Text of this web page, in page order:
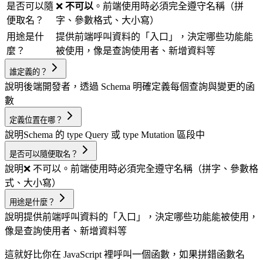
是否可以隨
便取名？
❌ 不可以 。前端使用時必須完全遵守名稱（拼
字、參數格式、大小寫）
用途是什
麼？
提供前端呼叫資料的「入口」，決定哪些功能能
被使用，像是查詢使用者、新增資料等
誰定義的？
說明後端開發者，透過 Schema 明確定義每個查詢與變更的函
數
定義位置在哪？
說明Schema 的 type Query 或 type Mutation 區段中
是否可以隨便取名？
說明❌ 不可以。前端使用時必須完全遵守名稱（拼字、參數格
式、大小寫）
用途是什麼？
說明提供前端呼叫資料的「入口」，決定哪些功能能被使用，
像是查詢使用者、新增資料等
這就好比你在 JavaScript 裡呼叫一個函數，如果拼錯函數名